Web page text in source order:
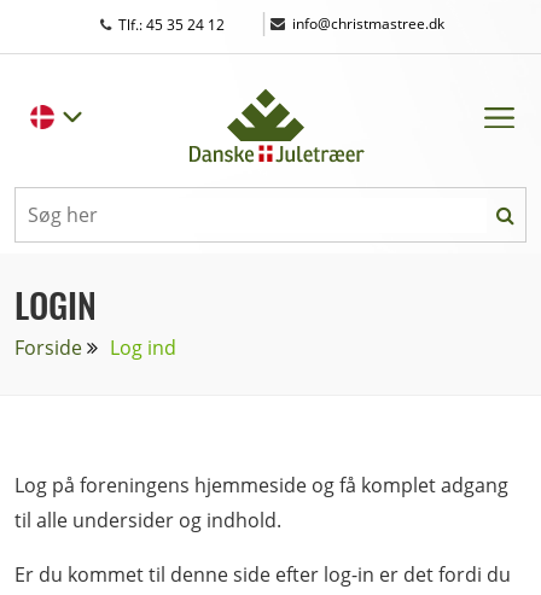
Tlf.: 45 35 24 12 | info@christmastree.dk
LOGIN
Forside Log ind
Log på foreningens hjemmeside og få komplet adgang
til alle undersider og indhold.
Er du kommet til denne side efter log-in er det fordi du